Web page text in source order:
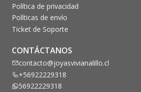
Política de privacidad
Políticas de envío
Ticket de Soporte
CONTÁCTANOS
contacto@joyasvivianalillo.cl
+56922229318
56922229318